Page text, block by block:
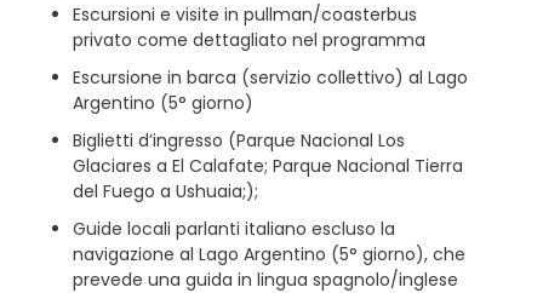
Escursioni e visite in pullman/coasterbus
privato come dettagliato nel programma
Escursione in barca (servizio collettivo) al Lago
Argentino (5° giorno)
Biglietti d’ingresso (Parque Nacional Los
Glaciares a El Calafate; Parque Nacional Tierra
del Fuego a Ushuaia;);
Guide locali parlanti italiano escluso la
navigazione al Lago Argentino (5° giorno), che
prevede una guida in lingua spagnolo/inglese